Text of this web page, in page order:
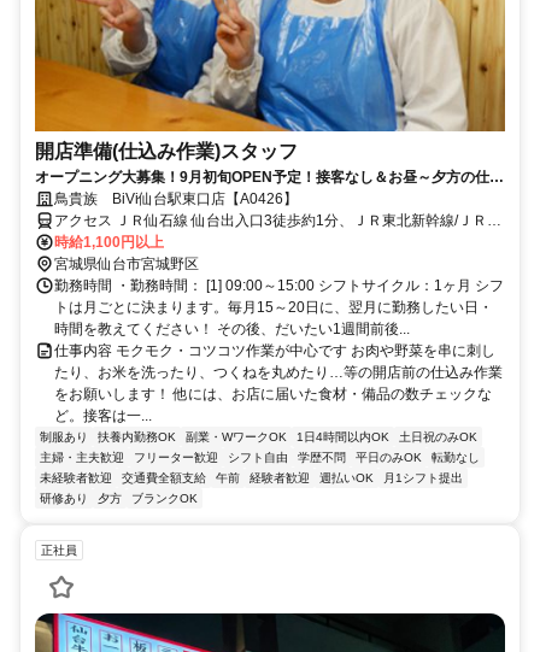
開店準備(仕込み作業)スタッフ
オープニング大募集！9月初旬OPEN予定！接客なし＆お昼～夕方の仕込
み作業★お子様連れの面接OK★
鳥貴族 BiVi仙台駅東口店【A0426】
アクセス ＪＲ仙石線 仙台出入口3徒歩約1分、ＪＲ東北新幹線/ＪＲ北
海道新幹線 仙台東口徒歩約2分、ＪＲ仙山線 仙台東口徒歩約2分 仙台
駅～徒歩1分
時給1,100円以上
宮城県仙台市宮城野区
勤務時間 ・勤務時間： [1] 09:00～15:00 シフトサイクル：1ヶ月 シフ
トは月ごとに決まります。毎月15～20日に、翌月に勤務したい日・
時間を教えてください！ その後、だいたい1週間前後...
仕事内容 モクモク・コツコツ作業が中心です お肉や野菜を串に刺し
たり、お米を洗ったり、つくねを丸めたり…等の開店前の仕込み作業
をお願いします！ 他には、お店に届いた食材・備品の数チェックな
ど。接客は一...
制服あり 扶養内勤務OK 副業・WワークOK 1日4時間以内OK
土日祝のみOK
主婦・主夫歓迎
フリーター歓迎 シフト自由 学歴不問 平日のみOK
転勤なし
未経験者歓迎
交通費全額支給 午前 経験者歓迎 週払いOK
月1シフト提出
研修あり
夕方 ブランクOK
正社員